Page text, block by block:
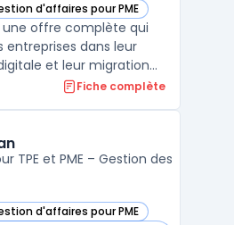
d'affaires pour PME
dans cette catégorie
une offre complète qui
dans leur
et leur migration
pour simplifier et
adaptés aux
Fiche complète
TPE et PME – Gestion des
d'affaires pour PME
cette catégorie